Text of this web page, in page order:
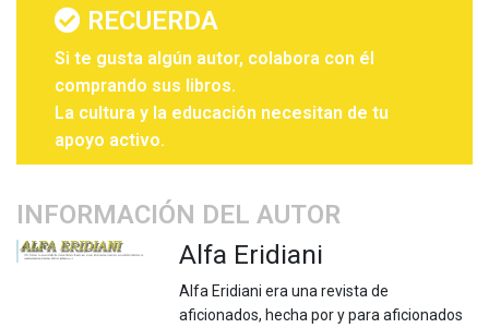
RECUERDA
Si te gusta algún autor, colabora con él
comprando sus libros.
La cultura y la educación necesitan de tu
apoyo activo.
INFORMACIÓN DEL AUTOR
Alfa Eridiani
Alfa Eridiani era una revista de
aficionados, hecha por y para aficionados